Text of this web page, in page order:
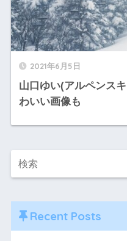
2021年6月5日
山口ゆい(アルペンス
わいい画像も
Recent Posts